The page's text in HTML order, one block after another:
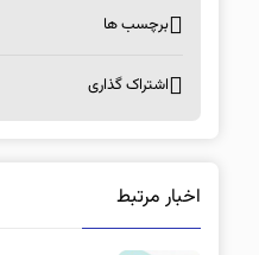
برچسب ها
اشتراک گذاری
اخبار مرتبط